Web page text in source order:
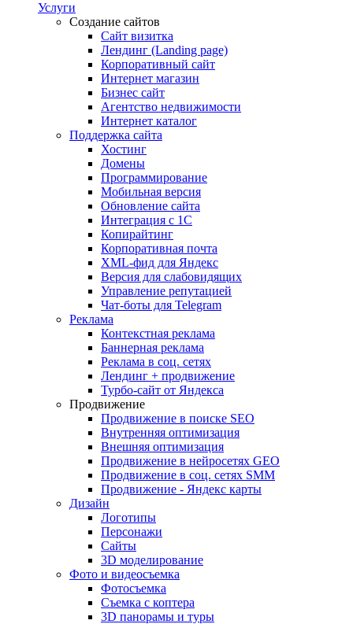
Услуги
Создание сайтов
Сайт визитка
Лендинг (Landing page)
Корпоративный сайт
Интернет магазин
Бизнес сайт
Агентство недвижимости
Интернет каталог
Поддержка сайта
Хостинг
Домены
Программирование
Мобильная версия
Обновление сайта
Интеграция с 1С
Копирайтинг
Корпоративная почта
XML-фид для Яндекс
Версия для слабовидящих
Управление репутацией
Чат-боты для Telegram
Реклама
Контекстная реклама
Баннерная реклама
Реклама в соц. сетях
Лендинг + продвижение
Турбо-сайт от Яндекса
Продвижение
Продвижение в поиске SEO
Внутренняя оптимизация
Внешняя оптимизация
Продвижение в нейросетях GEO
Продвижение в соц. сетях SMM
Продвижение - Яндекс карты
Дизайн
Логотипы
Персонажи
Сайты
3D моделирование
Фото и видеосъемка
Фотосъемка
Съемка с коптера
3D панорамы и туры